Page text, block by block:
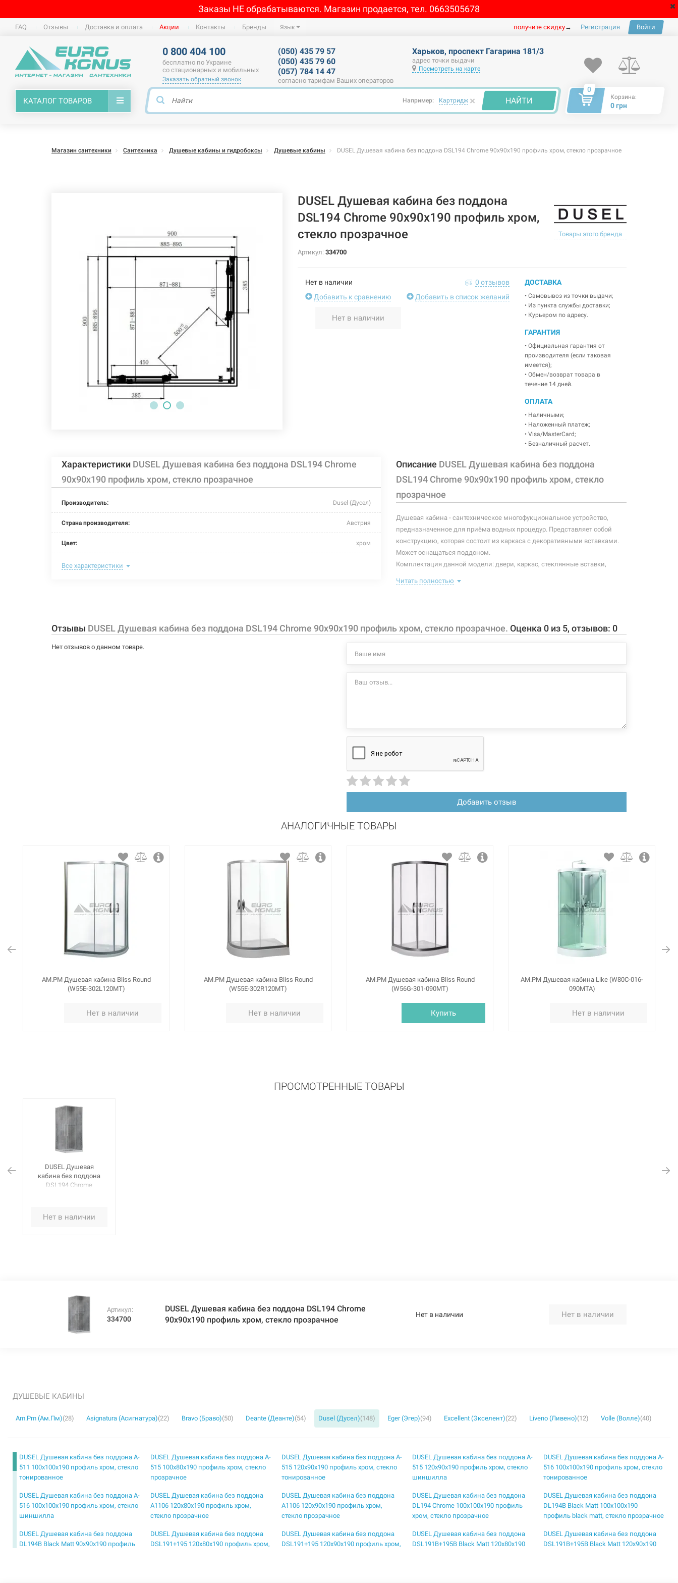
Заказы НЕ обрабатываются. Магазин продается, тел. 0663505678
FAQ Отзывы Доставка и оплата Акции Контакты Бренды Язык получите скидку→ Регистрация Войти
0 800 404 100
бесплатно по Украине
со стационарных и мобильных
Заказать обратный звонок
(050) 435 79 57
(050) 435 79 60
(057) 784 14 47
согласно тарифам Ваших операторов
Харьков, проспект Гагарина 181/3
адрес точки выдачи
Посмотреть на карте
КАТАЛОГ ТОВАРОВ Например: Картридж × НАЙТИ
0
Корзина:
0 грн
Магазин сантехники Сантехника Душевые кабины и гидробоксы Душевые кабины DUSEL Душевая кабина без поддона DSL194 Chrome 90x90x190 профиль хром, стекло прозрачное
DUSEL Душевая кабина без поддона
DSL194 Chrome 90x90x190 профиль хром,
стекло прозрачное
Товары этого бренда
Артикул: 334700
Нет в наличии
0 отзывов
Добавить к сравнению
Добавить в список желаний
Нет в наличии
ДОСТАВКА
• Самовывоз из точки выдачи;
• Из пункта службы доставки;
• Курьером по адресу.
ГАРАНТИЯ
• Официальная гарантия от
производителя (если таковая
имеется);
• Обмен/возврат товара в
течение 14 дней.
ОПЛАТА
• Наличными;
• Наложенный платеж;
• Visa/MasterCard;
• Безналичный расчет.
Характеристики DUSEL Душевая кабина без поддона DSL194 Chrome
90x90x190 профиль хром, стекло прозрачное
Производитель: Dusel (Дусел)
Страна производителя: Австрия
Цвет: хром
Материал витража:
Задняя стенка: отсутствует
Крыша:
900 мм
раздвижной
Все характеристики
Описание DUSEL Душевая кабина без поддона
DSL194 Chrome 90x90x190 профиль хром, стекло
прозрачное
Душевая кабина - сантехническое многофукциональное устройство,
предназначенное для приёма водных процедур. Представляет собой
конструкцию, которая состоит из каркаса с декоративными вставками.
Может оснащаться поддоном.
Комплектация данной модели: двери, каркас, стеклянные вставки,
быстросъемные);
закаленное прозрачное стекло 6 мм;
Читать полностью
Отзывы DUSEL Душевая кабина без поддона DSL194 Chrome 90x90x190 профиль хром, стекло прозрачное. Оценка 0 из 5, отзывов: 0
Нет отзывов о данном товаре.
Добавить отзыв
АНАЛОГИЧНЫЕ ТОВАРЫ
AM.PM Душевая кабина Bliss Round
(W55E-302L120MT)
Нет в наличии
AM.PM Душевая кабина Bliss Round
(W55E-302R120MT)
Нет в наличии
AM.PM Душевая кабина Bliss Round
(W56G-301-090MT)
Купить
AM.PM Душевая кабина Like (W80C-016-
090MTA)
Нет в наличии
ПРОСМОТРЕННЫЕ ТОВАРЫ
DUSEL Душевая
кабина без поддона
DSL194 Chrome
Нет в наличии
Артикул:
334700
DUSEL Душевая кабина без поддона DSL194 Chrome
90x90x190 профиль хром, стекло прозрачное
Нет в наличии Нет в наличии
ДУШЕВЫЕ КАБИНЫ
Am.Pm (Ам.Пм)(28) Asignatura (Асигнатура)(22) Bravo (Браво)(50) Deante (Деанте)(54) Dusel (Дусел)(148) Eger (Эгер)(94) Excellent (Экселент)(22) Liveno (Ливено)(12) Volle (Волле)(40)
DUSEL Душевая кабина без поддона A-
511 100x100x190 профиль хром, стекло
тонированное
DUSEL Душевая кабина без поддона A-
515 100x80x190 профиль хром, стекло
прозрачное
DUSEL Душевая кабина без поддона A-
515 120x90x190 профиль хром, стекло
тонированное
DUSEL Душевая кабина без поддона A-
515 120x90x190 профиль хром, стекло
шиншилла
DUSEL Душевая кабина без поддона A-
516 100x100x190 профиль хром, стекло
тонированное
DUSEL Душевая кабина без поддона A-
516 100x100x190 профиль хром, стекло
шиншилла
DUSEL Душевая кабина без поддона
A1106 120x80x190 профиль хром,
стекло прозрачное
DUSEL Душевая кабина без поддона
A1106 120x90x190 профиль хром,
стекло прозрачное
DUSEL Душевая кабина без поддона
DL194 Chrome 100x100x190 профиль
хром, стекло прозрачное
DUSEL Душевая кабина без поддона
DL194B Black Matt 100x100x190
профиль black matt, стекло прозрачное
DUSEL Душевая кабина без поддона
DL194B Black Matt 90x90x190 профиль
DUSEL Душевая кабина без поддона
DSL191+195 120x80x190 профиль хром,
DUSEL Душевая кабина без поддона
DSL191+195 120x90x190 профиль хром,
DUSEL Душевая кабина без поддона
DSL191B+195B Black Matt 120x80x190
DUSEL Душевая кабина без поддона
DSL191B+195B Black Matt 120x90x190